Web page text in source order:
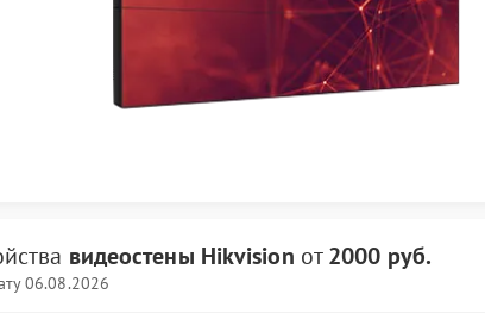
видеостены Hikvision от2000 руб.
06.08.2026